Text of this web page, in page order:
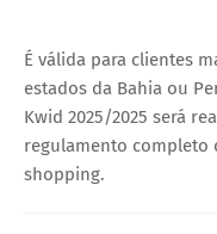
É válida para clientes
estados da Bahia ou
Kwid 2025/2025 será
regulamento completo
shopping.